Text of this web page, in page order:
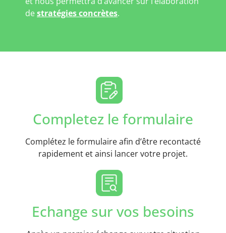
destratégies concrètes.
Completez le formulaire
Complétez le formulaire afin d’être recontacté
rapidement et ainsi lancer votre projet.
Echange sur vos besoins